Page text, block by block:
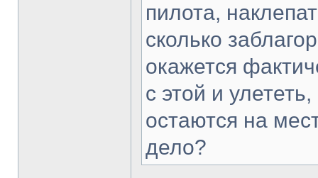
пилота,
сколько
окажется
с этой и
остаются на
дело?